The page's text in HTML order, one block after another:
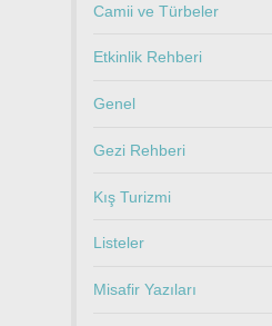
Camii ve Türbeler
Etkinlik Rehberi
Genel
Gezi Rehberi
Kış Turizmi
Listeler
Misafir Yazıları